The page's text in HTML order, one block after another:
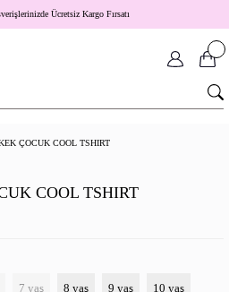
Ücretsiz Kargo Fırsatı
ÇOCUK COOL TSHIRT
COOL TSHIRT
7 yaş 8 yaş 9 yaş 10 yaş